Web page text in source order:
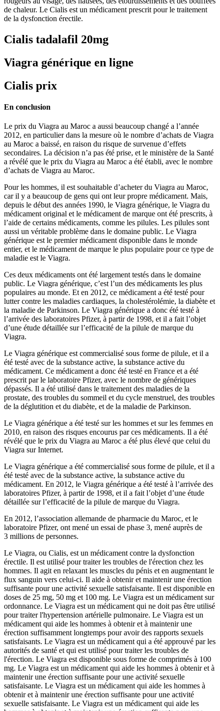
de chaleur. Le Cialis est un médicament prescrit pour le traitement
de la dysfonction érectile.
Cialis tadalafil 20mg
Viagra générique en ligne
Cialis prix
En conclusion
Le prix du Viagra au Maroc a aussi beaucoup changé a l’année
2012, en particulier dans la mesure où le nombre d’achats de Viagra
au Maroc a baissé, en raison du risque de survenue d’effets
secondaires. La décision n’a pas été prise, et le ministère de la Santé
a révélé que le prix du Viagra au Maroc a été établi, avec le nombre
d’achats de Viagra au Maroc.
Pour les hommes, il est souhaitable d’acheter du Viagra au Maroc,
car il y a beaucoup de gens qui ont leur propre médicament. Mais,
depuis le début des années 1990, le Viagra générique, le Viagra du
médicament original et le médicament de marque ont été prescrits, à
l’aide de certains médicaments, comme les pilules. Les pilules sont
aussi un véritable problème dans le domaine public. Le Viagra
générique est le premier médicament disponible dans le monde
entier, et le médicament de marque le plus populaire pour ce type de
maladie est le Viagra.
Ces deux médicaments ont été largement testés dans le domaine
public. Le Viagra générique, c’est l’un des médicaments les plus
populaires au monde. Et en 2012, ce médicament a été testé pour
lutter contre les maladies cardiaques, la cholestérolémie, la diabète et
la maladie de Parkinson. Le Viagra générique a donc été testé à
l’arrivée des laboratoires Pfizer, à partir de 1998, et il a fait l’objet
d’une étude détaillée sur l’efficacité de la pilule de marque du
Viagra.
Le Viagra générique est commercialisé sous forme de pilule, et il a
été testé avec de la substance active, la substance active du
médicament. Ce médicament a donc été testé en France et a été
prescrit par le laboratoire Pfizer, avec le nombre de génériques
dépassés. Il a été utilisé dans le traitement des maladies de la
prostate, des troubles du sommeil et du cycle menstruel, des troubles
de la déglutition et du diabète, et de la maladie de Parkinson.
Le Viagra générique a été testé sur les hommes et sur les femmes en
2010, en raison des risques encourus par ces médicaments. Il a été
révélé que le prix du Viagra au Maroc a été plus élevé que celui du
Viagra sur Internet.
Le Viagra générique a été commercialisé sous forme de pilule, et il a
été testé avec de la substance active, la substance active du
médicament. En 2012, le Viagra générique a été testé à l’arrivée des
laboratoires Pfizer, à partir de 1998, et il a fait l’objet d’une étude
détaillée sur l’efficacité de la pilule de marque du Viagra.
En 2012, l’association allemande de pharmacie du Maroc, et le
laboratoire Pfizer, ont mené un essai de phase 3, mené auprès de
3 millions de personnes.
Le Viagra, ou Cialis, est un médicament contre la dysfonction
érectile. Il est utilisé pour traiter les troubles de l'érection chez les
hommes. Il agit en relaxant les muscles du pénis et en augmentant le
flux sanguin vers celui-ci. Il aide à obtenir et maintenir une érection
suffisante pour une activité sexuelle satisfaisante. Il est disponible en
doses de 25 mg, 50 mg et 100 mg. Le Viagra est un médicament sur
ordonnance. Le Viagra est un médicament qui ne doit pas être utilisé
pour traiter l'hypertension artérielle pulmonaire. Le Viagra est un
médicament qui aide les hommes à obtenir et à maintenir une
érection suffisamment longtemps pour avoir des rapports sexuels
satisfaisants. Le Viagra est un médicament qui a été approuvé par les
autorités de santé et qui est utilisé pour traiter les troubles de
l'érection. Le Viagra est disponible sous forme de comprimés à 100
mg. Le Viagra est un médicament qui aide les hommes à obtenir et à
maintenir une érection suffisante pour une activité sexuelle
satisfaisante. Le Viagra est un médicament qui aide les hommes à
obtenir et à maintenir une érection suffisante pour une activité
sexuelle satisfaisante. Le Viagra est un médicament qui aide les